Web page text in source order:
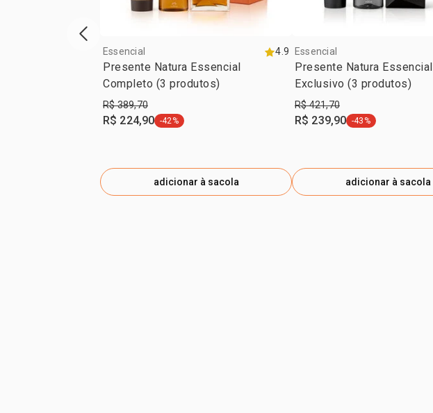
Essencial 4.9
Presente Natura Essencial
Completo (3 produtos)
R$ 389,70
R$ 224,90 etiqueta -42%
-42%
adicionar à sacola
Essencial
Presente Natura Essencial
Exclusivo (3 produtos)
R$ 421,70
R$ 239,90 etiqueta -43%
-43%
adicionar à sacola
vitrine de produtos anterior